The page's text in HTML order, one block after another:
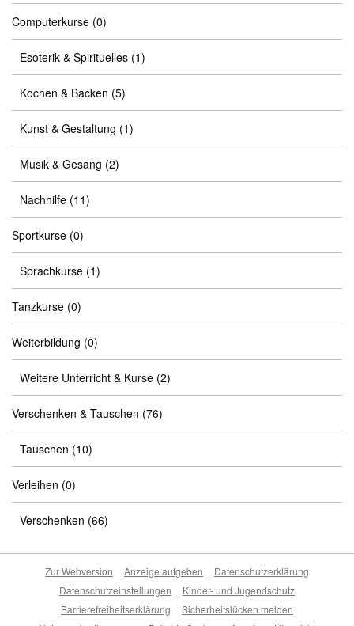
Computerkurse (0)
Esoterik & Spirituelles (1)
Kochen & Backen (5)
Kunst & Gestaltung (1)
Musik & Gesang (2)
Nachhilfe (11)
Sportkurse (0)
Sprachkurse (1)
Tanzkurse (0)
Weiterbildung (0)
Weitere Unterricht & Kurse (2)
Verschenken & Tauschen (76)
Tauschen (10)
Verleihen (0)
Verschenken (66)
Zur Webversion Anzeige aufgeben
Datenschutzerklärung
Datenschutzeinstellungen
Kinder- und Jugendschutz
Barrierefreiheitserklärung
Sicherheitslücken melden